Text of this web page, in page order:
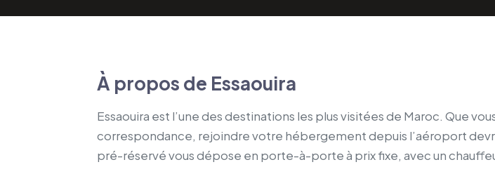
À propos de Essaouira
Essaouira est l’une des destinations les plus visitées de Maroc. Que
correspondance, rejoindre votre hébergement depuis l’aéroport
pré-réservé vous dépose en porte-à-porte à prix fixe, avec un